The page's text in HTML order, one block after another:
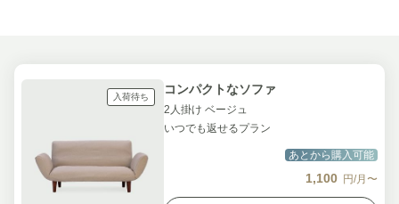
入荷待ち コンパクトなソファ
2人掛け ベージュ
いつでも返せるプラン
あとから購入可能
1,100 円/月〜